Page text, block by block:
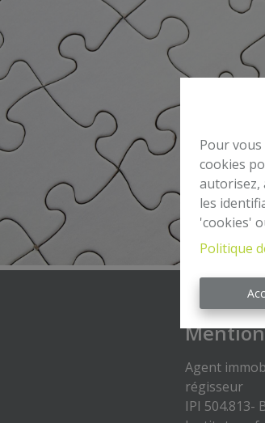
Pour
cookies
autorisez,
les
'cookies'
Politique
Agent
régisseur
IPI 504.813-